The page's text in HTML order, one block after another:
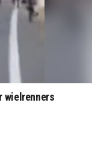
wielrenners